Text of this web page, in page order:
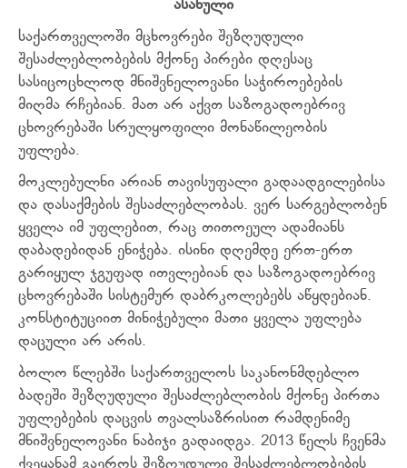
ასახული
საქართველოში მცხოვრები შეზღუდული
შესაძლებლობების მქონე პირები დღესაც
სასიცოცხლოდ მნიშვნელოვანი საჭიროებების
მიღმა რჩებიან. მათ არ აქვთ საზოგადოებრივ
ცხოვრებაში სრულყოფილი მონაწილეობის
უფლება.
მოკლებულნი არიან თავისუფალი გადაადგილებისა
და დასაქმების შესაძლებლობას. ვერ სარგებლობენ
ყველა იმ უფლებით, რაც თითოეულ ადამიანს
დაბადებიდან ენიჭება. ისინი დღემდე ერთ-ერთ
გარიყულ ჯგუფად ითვლებიან და საზოგადოებრივ
ცხოვრებაში სისტემურ დაბრკოლებებს აწყდებიან.
კონსტიტუციით მინიჭებული მათი ყველა უფლება
დაცული არ არის.
ბოლო წლებში საქართველოს საკანონმდებლო
ბადეში შეზღუდული შესაძლებლობის მქონე პირთა
უფლებების დაცვის თვალსაზრისით რამდენიმე
მნიშვნელოვანი ნაბიჯი გადაიდგა. 2013 წელს ჩვენმა